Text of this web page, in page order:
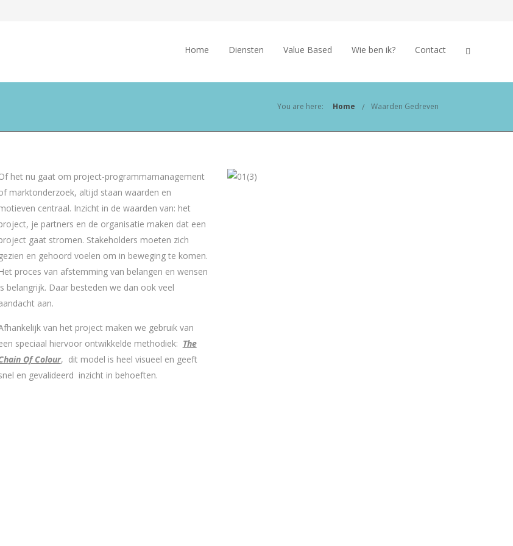
Home Diensten Value Based Wie ben ik? Contact
You are here: Home Waarden Gedreven
het nu gaat om project-programmamanagement
marktonderzoek, altijd staan waarden en
centraal. Inzicht in de waarden van: het
je partners en de organisatie maken dat een
gaat stromen. Stakeholders moeten zich
gezien en gehoord voelen om in beweging te komen.
Het proces van afstemming van belangen en wensen
belangrijk. Daar besteden we dan ook veel
aan.
van het project maken we gebruik van
speciaal hiervoor ontwikkelde methodiek: The
Of Colour, dit model is heel visueel en geeft
en gevalideerd inzicht in behoeften.